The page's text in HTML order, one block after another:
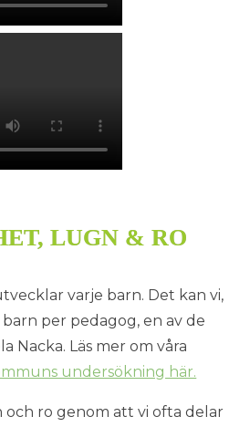
LUGN & RO
varje barn. Det kan vi,
per pedagog, en av de
Nacka. Läs mer om våra
undersökning här.
ro genom att vi ofta delar